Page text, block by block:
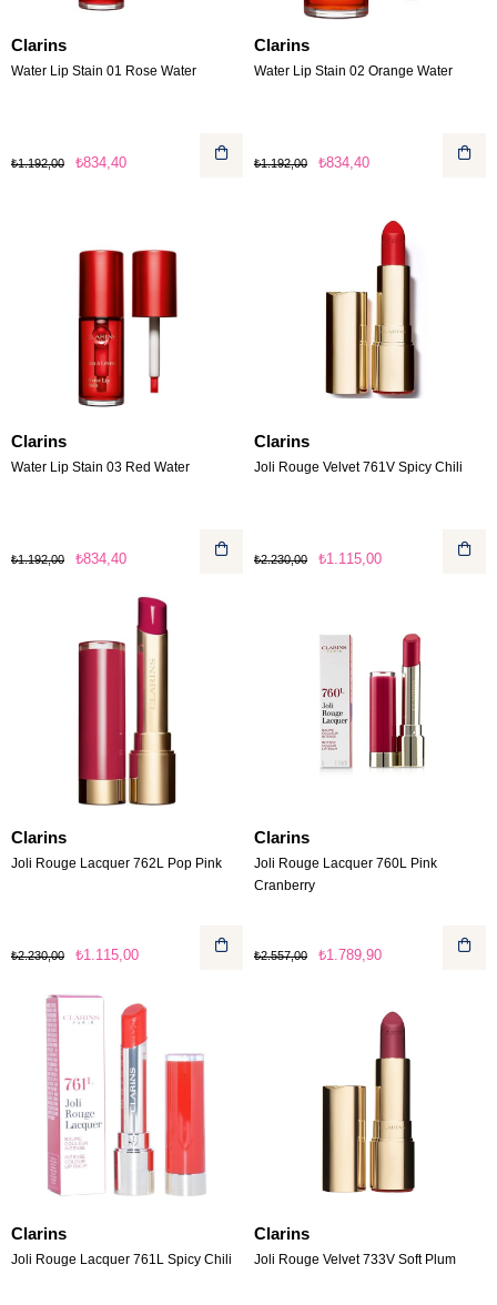
Clarins
Water Lip Stain 01 Rose Water
₺834,40
₺1.192,00
Clarins
Water Lip Stain 02 Orange Water
₺834,40
₺1.192,00
Clarins
Water Lip Stain 03 Red Water
₺834,40
₺1.192,00
Clarins
Joli Rouge Velvet 761V Spicy Chili
₺1.115,00
₺2.230,00
Clarins
Joli Rouge Lacquer 762L Pop Pink
₺1.115,00
₺2.230,00
Clarins
Joli Rouge Lacquer 760L Pink
Cranberry
₺1.789,90
₺2.557,00
Clarins
Joli Rouge Lacquer 761L Spicy Chili
Clarins
Joli Rouge Velvet 733V Soft Plum